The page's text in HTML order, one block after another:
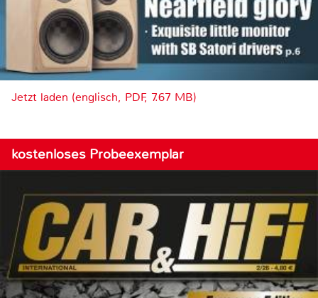
Jetzt laden (englisch, PDF, 7.67 MB)
kostenloses Probeexemplar